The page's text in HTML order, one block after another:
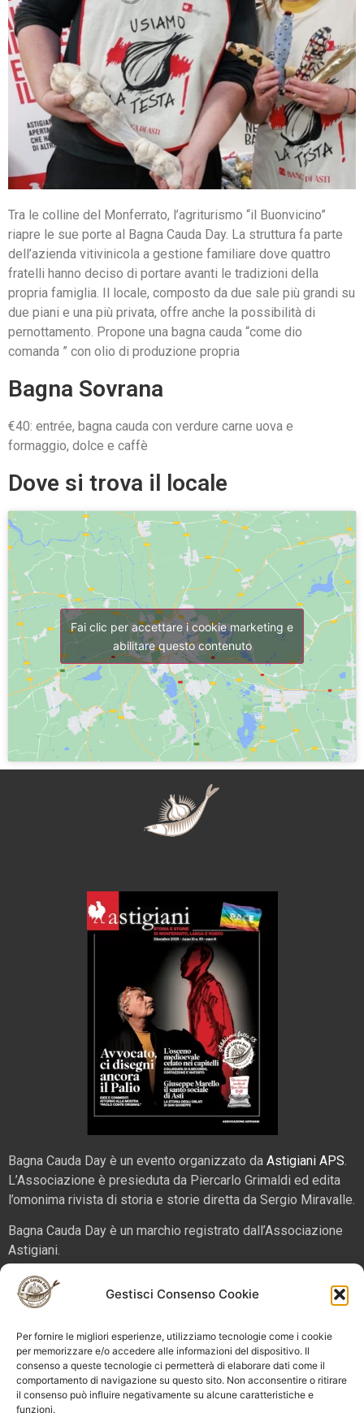
Gestisci Consenso Cookie
Per fornire le migliori esperienze, utilizziamo tecnologie come i cookie
per memorizzare e/o accedere alle informazioni del dispositivo. Il
consenso a queste tecnologie ci permetterà di elaborare dati come il
comportamento di navigazione su questo sito. Non acconsentire o ritirare
il consenso può influire negativamente su alcune caratteristiche e
funzioni.
Tra le colline del Monferrato, l’agriturismo “il Buonvicino”
riapre le sue porte al Bagna Cauda Day. La struttura fa parte
dell’azienda vitivinicola a gestione familiare dove quattro
fratelli hanno deciso di portare avanti le tradizioni della
propria famiglia. Il locale, composto da due sale più grandi su
due piani e una più privata, offre anche la possibilità di
pernottamento. Propone una bagna cauda “come dio
comanda ” con olio di produzione propria
Bagna Sovrana
€40: entrée, bagna cauda con verdure carne uova e
formaggio, dolce e caffè
Dove si trova il locale
Fai clic per accettare i cookie marketing e
abilitare questo contenuto
Bagna Cauda Day è un evento organizzato da Astigiani APS
L’Associazione è presieduta da Piercarlo Grimaldi ed edita
l’omonima rivista di storia e storie diretta da Sergio Miravalle.
Bagna Cauda Day è un marchio registrato dall’Associazione
Astigiani.
La nostra sede è in via San Martino 2 (angolo corso Alfieri),
14100 – Asti. Tel. 324 5654070 emailinfo@bagnacaudaday.it
Supplemento al numero 52 di Astigiani testata registrata al
Tribunale di Asti n. 4 del 2012, direttore responsabile Sergio
Miravalle.